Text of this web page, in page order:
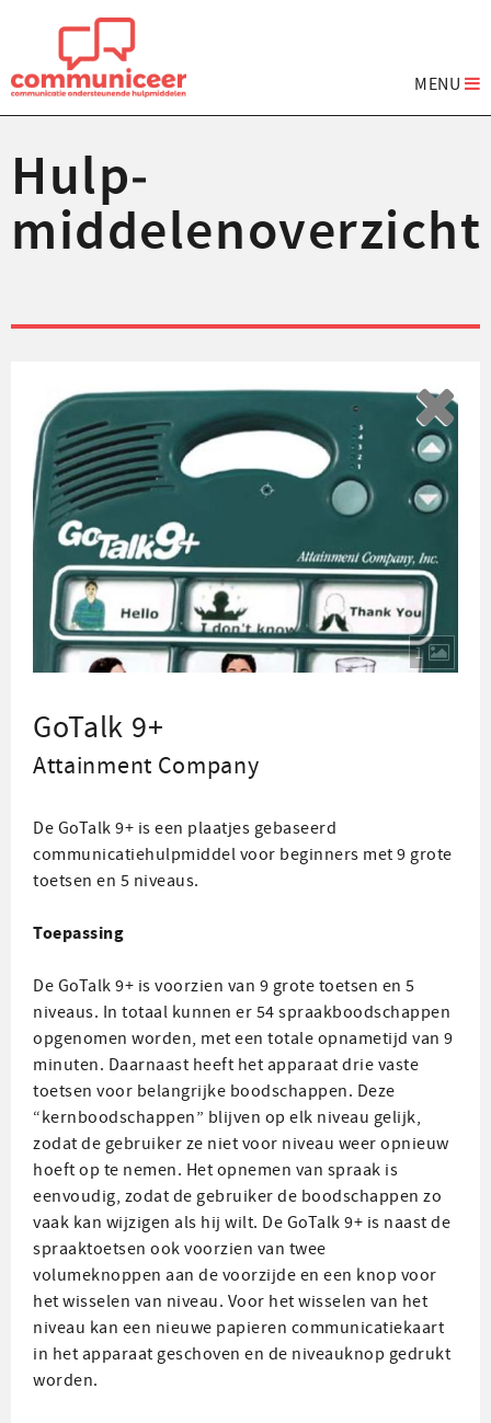
MENU
Hulp­
middelenoverzicht
1
GoTalk 9+
Attainment Company
De GoTalk 9+ is een plaatjes gebaseerd
communicatiehulpmiddel voor beginners met 9 grote
toetsen en 5 niveaus.
Toepassing
De GoTalk 9+ is voorzien van 9 grote toetsen en 5
niveaus. In totaal kunnen er 54 spraakboodschappen
opgenomen worden, met een totale opnametijd van 9
minuten. Daarnaast heeft het apparaat drie vaste
toetsen voor belangrijke boodschappen. Deze
“kernboodschappen” blijven op elk niveau gelijk,
zodat de gebruiker ze niet voor niveau weer opnieuw
hoeft op te nemen. Het opnemen van spraak is
eenvoudig, zodat de gebruiker de boodschappen zo
vaak kan wijzigen als hij wilt. De GoTalk 9+ is naast de
spraaktoetsen ook voorzien van twee
volumeknoppen aan de voorzijde en een knop voor
het wisselen van niveau. Voor het wisselen van het
niveau kan een nieuwe papieren communicatiekaart
in het apparaat geschoven en de niveauknop gedrukt
worden.